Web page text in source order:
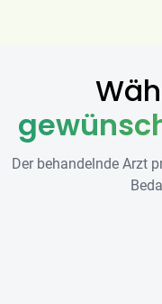
Der behandelnde Arzt